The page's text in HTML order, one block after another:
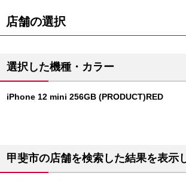
店舗の選択
選択した機種・カラー
iPhone 12 mini 256GB (PRODUCT)RED
甲斐市の店舗を検索した結果を表示